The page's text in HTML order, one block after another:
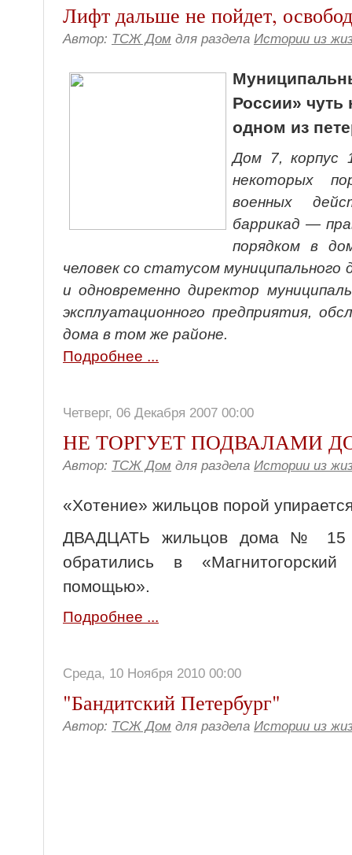
Лифт дальше не пойдет,
Автор: ТСЖ Дом для раздела Истории из
России» чуть
одном из
Дом 7, корпус
некоторых
военных
баррикад —
порядком в
человек со статусом
и одновременно директор
эксплуатационного предприятия,
дома в том же районе.
Подробнее ...
Четверг, 06 Декабря 2007 00:00
НЕ ТОРГУЕТ ПОДВАЛАМИ
Автор: ТСЖ Дом для раздела Истории из
«Хотение» жильцов порой
ДВАДЦАТЬ жильцов дома № 15
обратились в
помощью».
Подробнее ...
Среда, 10 Ноября 2010 00:00
"Бандитский Петербург"
Автор: ТСЖ Дом для раздела Истории из